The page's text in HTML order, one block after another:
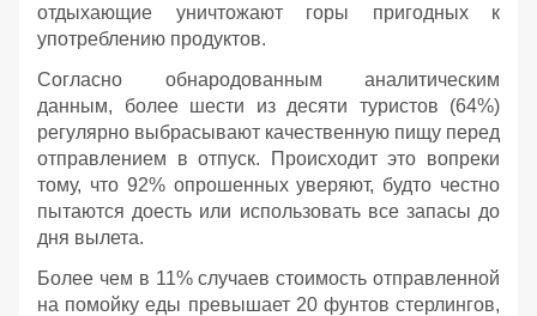
отдыхающие уничтожают горы пригодных к
употреблению продуктов.
Согласно обнародованным аналитическим
данным, более шести из десяти туристов (64%)
регулярно выбрасывают качественную пищу перед
отправлением в отпуск. Происходит это вопреки
тому, что 92% опрошенных уверяют, будто честно
пытаются доесть или использовать все запасы до
дня вылета.
Более чем в 11% случаев стоимость отправленной
на помойку еды превышает 20 фунтов стерлингов,